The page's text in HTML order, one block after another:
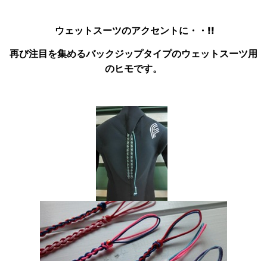
ウェットスーツのアクセントに・・!!
再び注目を集めるバックジップタイプのウェットスーツ用
のヒモです。